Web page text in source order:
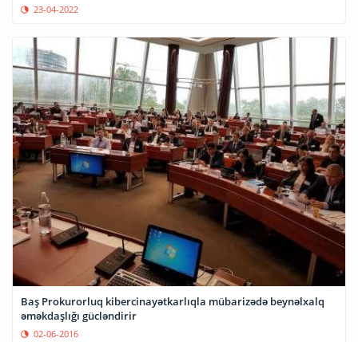
23-04-2022
Baş Prokurorluq kibercinayətkarlıqla mübarizədə beynəlxalq
əməkdaşlığı gücləndirir
02-06-2016